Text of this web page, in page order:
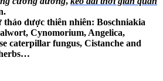
dược thiên nhiên: Boschniakia
Cynomorium, Angelica,
caterpillar fungus, Cistanche and